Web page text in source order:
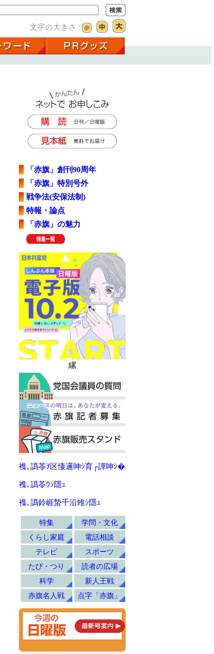
文字の大きさ :
「赤旗」創刊90周年
「赤旗」特別号外
戦争法(安保法制)
特報・論点
「赤旗」の魅力
縲
襍､譌苓ｦ区悽邏呻ｼ育┌譁呻ｼ�
襍､譌苓ｳｼ隱ｭ
襍､譌鈴崕蟄千沿雉ｼ隱ｭ
特集
学問・文化
くらし家庭
電話相談
テレビ
スポーツ
たび・つり
読者の広場
科学
新人王戦
赤旗名人戦
点字「赤旗」